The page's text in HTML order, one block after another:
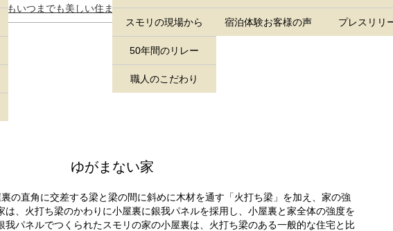
スモリの現場から
50年間のリレー
職人のこだわり
宿泊体験お客様の声 プレスリリ
もいつまでも美しい住まい> ゆがまない家
ゆがまない家
の直角に交差する梁と梁の間に斜めに木材を通す「火打ち梁」を加え、家の強
は、火打ち梁のかわりに小屋裏に銀我パネルを採用し、小屋裏と家全体の強度を
我パネルでつくられたスモリの家の小屋裏は、火打ち梁のある一般的な住宅と比